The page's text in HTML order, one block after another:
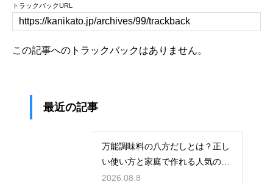
トラックバックURL
この記事へのトラックバックはありません。
最近の記事
万能調味料の八方だしとは？正し
い使い方と家庭で作れる人気のレ
シピ
2026.08.8